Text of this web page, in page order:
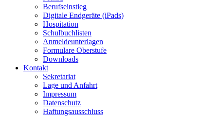
Berufseinstieg
Digitale Endgeräte (iPads)
Hospitation
Schulbuchlisten
Anmeldeunterlagen
Formulare Oberstufe
Downloads
Kontakt
Sekretariat
Lage und Anfahrt
Impressum
Datenschutz
Haftungsausschluss